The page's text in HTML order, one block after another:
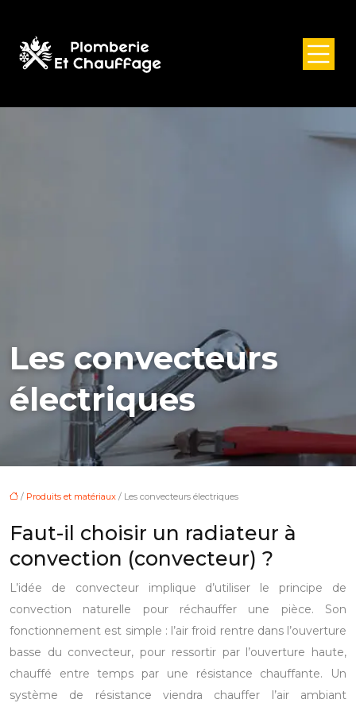
Les convecteurs
électriques
/ Produits et matériaux / Les convecteurs électriques
Faut-il choisir un radiateur à
convection (convecteur) ?
L’idée de convecteur implique d’utiliser le principe de
convection naturelle pour réchauffer une pièce. Son
fonctionnement est simple : l’air froid rentre dans l’ouverture
basse du convecteur, pour ressortir par l’ouverture haute,
chauffé entre temps par une résistance chauffante. Un
système de résistance viendra chauffer l’air ambiant